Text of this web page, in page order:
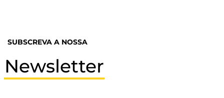
SUBSCREVA A NOSSA
Newsletter